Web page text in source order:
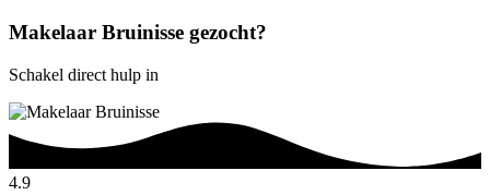
Makelaar Bruinisse gezocht?
Schakel direct hulp in
4.9